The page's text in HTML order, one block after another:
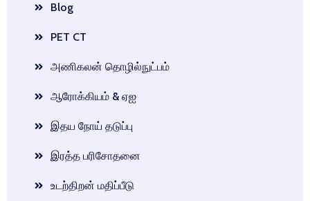
Blog
PET CT
அணிகலன் தொழில்நுட்பம்
ஆரோக்கியம் & ஏஐ
இதய நோய் தடுப்பு
இரத்த பரிசோதனை
உடற்திறன் மதிப்பீடு